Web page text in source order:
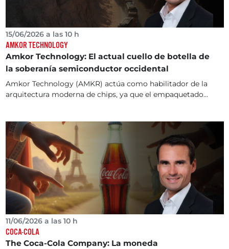
15/06/2026 a las 10 h
AMKOR TECHNOLOGY
Amkor Technology: El actual cuello de botella de
la soberanía semiconductor occidental
Amkor Technology (AMKR) actúa como habilitador de la
arquitectura moderna de chips, ya que el empaquetado...
11/06/2026 a las 10 h
COCA-COLA
The Coca-Cola Company: La moneda